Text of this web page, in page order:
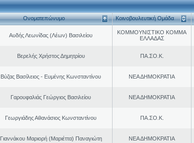
Ονοματεπώνυμο Κοινοβουλευτική Ομάδα
Αυδής Λεωνίδας (Λέων) Βασιλείου
ΚΟΜΜΟΥΝΙΣΤΙΚΟ ΚΟΜΜΑ
ΕΛΛΑΔΑΣ
Βερελής Χρήστος Δημητρίου ΠΑ.ΣΟ.Κ.
Βύζας Βασίλειος - Ευμένης Κωνσταντίνου ΝΕΑ ΔΗΜΟΚΡΑΤΙΑ
Γαρουφαλιάς Γεώργιος Βασιλείου ΝΕΑ ΔΗΜΟΚΡΑΤΙΑ
Γεωργιάδης Αθανάσιος Κωνσταντίνου ΠΑ.ΣΟ.Κ.
Γιαννάκου Μαριορή (Μαριέττα) Παναγιώτη ΝΕΑ ΔΗΜΟΚΡΑΤΙΑ